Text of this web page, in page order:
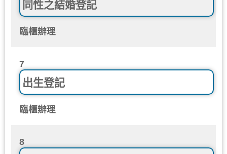
同性之結婚登記
臨櫃辦理
7
出生登記
臨櫃辦理
8